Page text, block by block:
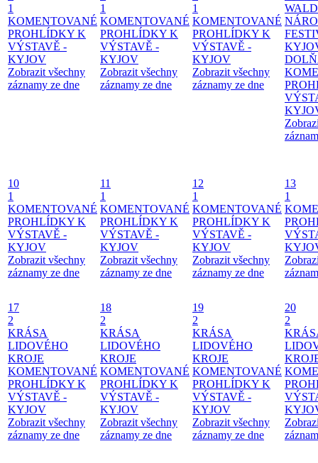
1
KOMENTOVANÉ
PROHLÍDKY K
VÝSTAVĚ -
KYJOV
Zobrazit všechny
záznamy ze dne
1
KOMENTOVANÉ
PROHLÍDKY K
VÝSTAVĚ -
KYJOV
Zobrazit všechny
záznamy ze dne
1
KOMENTOVANÉ
PROHLÍDKY K
VÝSTAVĚ -
KYJOV
Zobrazit všechny
záznamy ze dne
10
1
KOMENTOVANÉ
PROHLÍDKY K
VÝSTAVĚ -
KYJOV
Zobrazit všechny
záznamy ze dne
11
1
KOMENTOVANÉ
PROHLÍDKY K
VÝSTAVĚ -
KYJOV
Zobrazit všechny
záznamy ze dne
12
1
KOMENTOVANÉ
PROHLÍDKY K
VÝSTAVĚ -
KYJOV
Zobrazit všechny
záznamy ze dne
13
1
17
2
KRÁSA
LIDOVÉHO
KROJE
KOMENTOVANÉ
PROHLÍDKY K
VÝSTAVĚ -
KYJOV
Zobrazit všechny
záznamy ze dne
18
2
KRÁSA
LIDOVÉHO
KROJE
KOMENTOVANÉ
PROHLÍDKY K
VÝSTAVĚ -
KYJOV
Zobrazit všechny
záznamy ze dne
19
2
KRÁSA
LIDOVÉHO
KROJE
KOMENTOVANÉ
PROHLÍDKY K
VÝSTAVĚ -
KYJOV
Zobrazit všechny
záznamy ze dne
20
2